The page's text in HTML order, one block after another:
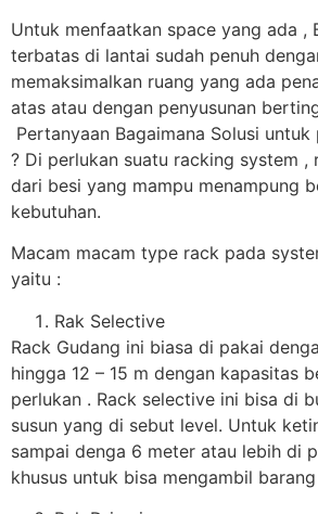
Untuk menfaatkan space yang ada ,
terbatas di lantai sudah penuh
memaksimalkan ruang yang ada
atas atau dengan penyusunan
Pertanyaan Bagaimana Solusi
? Di perlukan suatu racking system ,
dari besi yang mampu menampung
kebutuhan.
Macam macam type rack pada
yaitu :
Rak Selective
Rack Gudang ini biasa di pakai
hingga 12 – 15 m dengan kapasitas
perlukan . Rack selective ini bisa di
susun yang di sebut level. Untuk
sampai denga 6 meter atau lebih di
khusus untuk bisa mengambil